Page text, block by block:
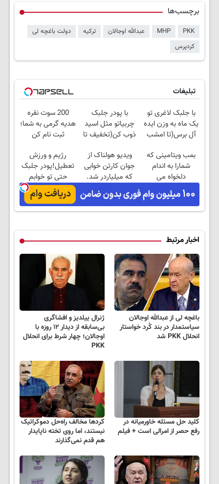
برچسب‌ها
PKK
MHP عبدالله اوجالان ترکیه
دولت باغچه لی
کردپرس
تبلیغات
با جلبک لاغری تو
یک ماه به وزن ایده
آل برس(تا امشب
با پودر جلبک
چربیاتو مثل اسید
ذوب کن(تخفیف تا
200 سوت نقره
هدیه گرمی به شما؛
ثبت نام کن
بمب ویتامینی که
شمارا به اندام
دلخواه می
رساند40%تخفیف
ویدیو هولناک از
جوان کارتن خوابی
که میلیاردر شد.
آموزش رایگان
رژیم و ورزش
تعطیل!پودر جلبک
حتی تو خوابم
لاغرت
میکنه40%تخفیف
اخبار مرتبط
باغچه لی از عبدالله اوجالان
سیاستمدار در بند کُرد خواستار
انحلال PKK شد
ژنرال ییلدیز و افشاگری
بی‌سابقه از دیدار ۱۲ روزه با
اوجالان؛ چهار شرط برای انحلال
PKK
کلید حل مسئله خاورمیانه در
رفع حصر از امرالی است + فیلم
کردها مخالف راه‌حل دموکراتیک
نیستند، اما روی تخته‌ ناپایدار
هم قدم نمی‌گذارند